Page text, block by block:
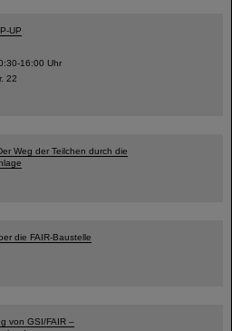
UP
16:00 Uhr
22
Weg der Teilchen durch die
die FAIR-Baustelle
von GSI/FAIR –